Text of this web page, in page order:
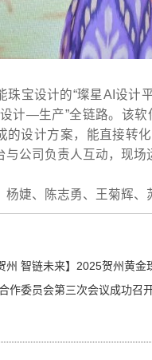
珠宝设计的“璨星AI设计
计—生产”全链路。该
的设计方案，能直接转
与公司负责人互动，现场
杨婕、陈志勇、王菊辉、
州 智链未来】2025贺州黄金
作委员会第三次会议成功召